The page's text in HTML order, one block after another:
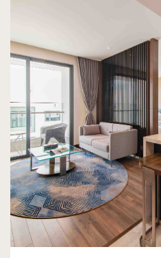
차와 커피 무료 제공
체육관 및 수영장 무료
화장실
목욕 타월, 핸드 타월,
트
무료 세면도구(1일 기
전 주문)
욕실의 내선 전화